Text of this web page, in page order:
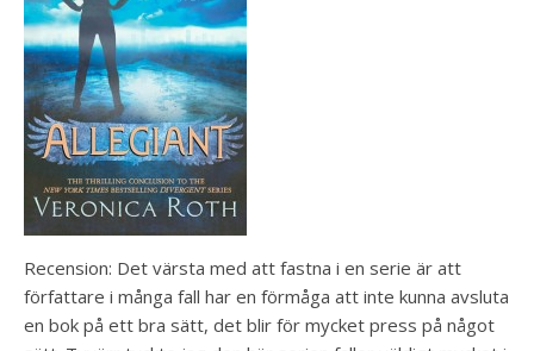
Recension: Det värsta med att fastna i en serie är att
författare i många fall har en förmåga att inte kunna avsluta
en bok på ett bra sätt, det blir för mycket press på något